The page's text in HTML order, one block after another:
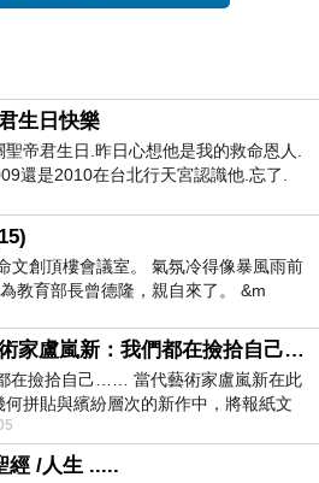
生日快樂
聖帝君生日.昨日心想他是我的救命恩人.
還是2010在台北行天宮認識他.忘了.
友的網友學
文創頂樓會議室。 氣氛冷得像暴風雨前
教育部長曾德隆，親自來了。 &m
當代藝術家盧嵐新：我們都在撿拾自己，將散落的情緒與碎片，拼回生命完整的輪廓
在撿拾自己…… 當代藝術家盧嵐新在此
何拼貼與繽紛層次的新作中，將報紙文
紙與明亮顏料層層
經 /人生 .....